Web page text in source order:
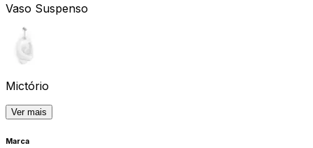
Vaso Suspenso
Mictório
Ver mais
Marca